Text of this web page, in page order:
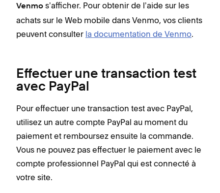
Venmo sʼafficher. Pour obtenir de lʼaide sur les
achats sur le Web mobile dans Venmo, vos clients
peuvent consulter la documentation de Venmo.
Effectuer une transaction test
avec PayPal
Pour effectuer une transaction test avec PayPal,
utilisez un autre compte PayPal au moment du
paiement et remboursez ensuite la commande.
Vous ne pouvez pas effectuer le paiement avec le
compte professionnel PayPal qui est connecté à
votre site.